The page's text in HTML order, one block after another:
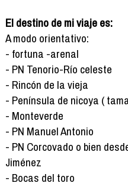
El destino de mi viaje es:
A modo orientativo:
- fortuna -arenal
- PN Tenorio-Río celeste
- Rincón de la vieja
- Península de nicoya (
- Monteverde
- PN Manuel Antonio
- PN Corcovado o bien
Jiménez
- Bocas del toro